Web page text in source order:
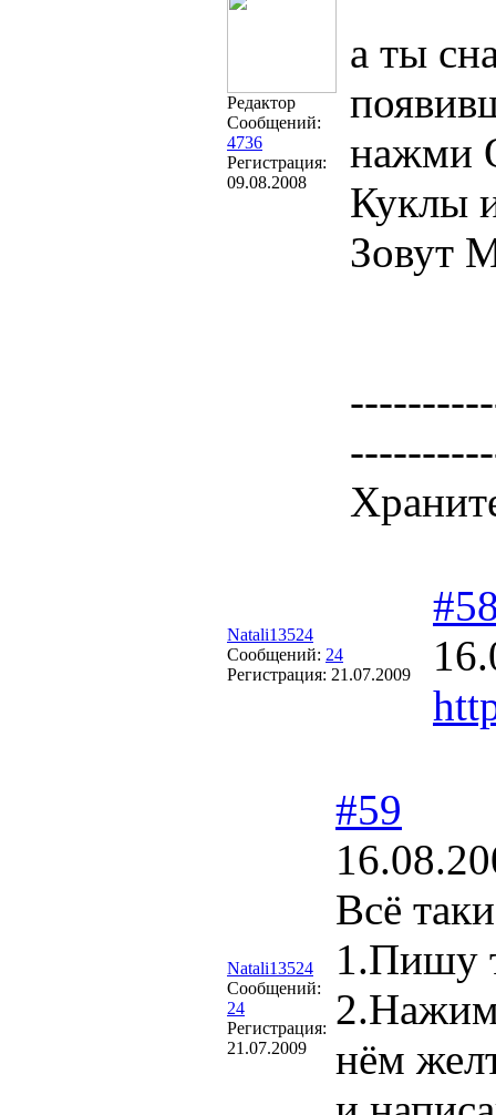
Редактор
Сообщений:
4736
Регистрация:
09.08.2008
а ты
нажми
Куклы
Зовут
Natali13524
Сообщений: 24
Регистрация: 21.07.2009
Natali13524
Сообщений:
24
Регистрация:
21.07.2009
#59
Всё
1.Пишу
нём